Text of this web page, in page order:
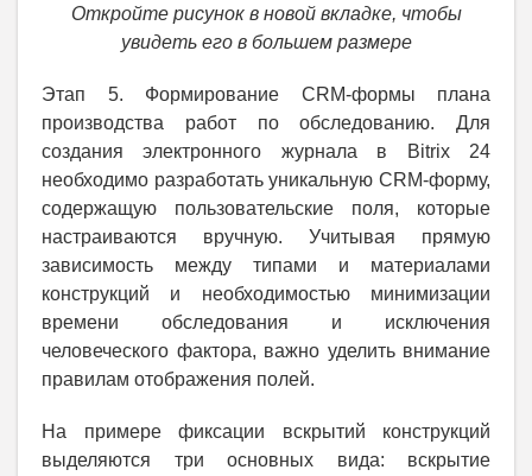
Откройте рисунок в новой вкладке, чтобы
увидеть его в большем размере
Этап 5. Формирование CRM-формы плана
производства работ по обследованию. Для
создания электронного журнала в Bitrix 24
необходимо разработать уникальную CRM-форму,
содержащую пользовательские поля, которые
настраиваются вручную. Учитывая прямую
зависимость между типами и материалами
конструкций и необходимостью минимизации
времени обследования и исключения
человеческого фактора, важно уделить внимание
правилам отображения полей.
На примере фиксации вскрытий конструкций
выделяются три основных вида: вскрытие